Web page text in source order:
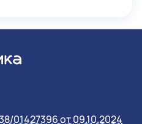
01427396 от 09.10.2024